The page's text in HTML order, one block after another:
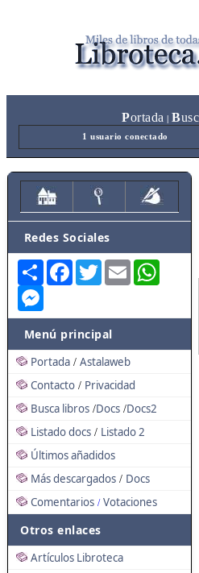
Portada B
1 usuario conectado
Redes Sociales
Share FacebookTwitterEmail
Menú principal
Portada / Astalaweb
Contacto / Privacidad
Busca libros /Docs /Docs2
Listado docs / Listado 2
Últimos añadidos
Más descargados / Docs
Comentarios / Votaciones
Otros enlaces
Artículos Libroteca